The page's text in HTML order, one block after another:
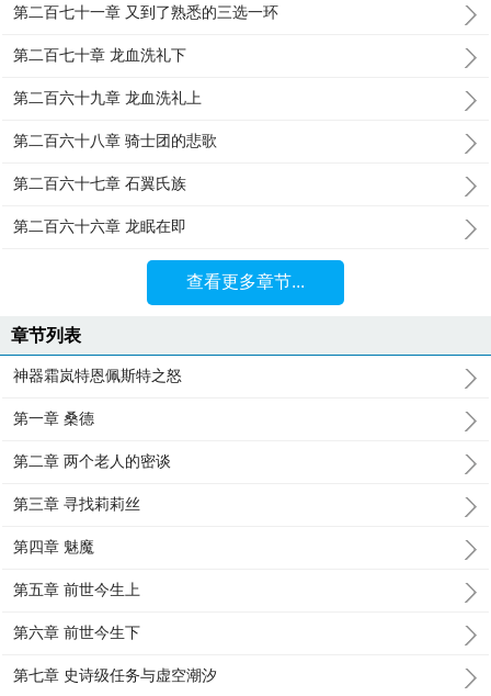
第二百七十一章 又到了熟悉的三选一环
第二百七十章 龙血洗礼下
第二百六十九章 龙血洗礼上
第二百六十八章 骑士团的悲歌
第二百六十七章 石翼氏族
第二百六十六章 龙眠在即
查看更多章节...
章节列表
神器霜岚特恩佩斯特之怒
第一章 桑德
第二章 两个老人的密谈
第三章 寻找莉莉丝
第四章 魅魔
第五章 前世今生上
第六章 前世今生下
第七章 史诗级任务与虚空潮汐